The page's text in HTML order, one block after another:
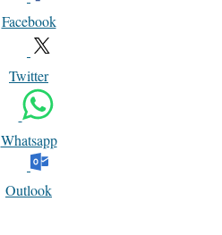
Facebook
Twitter
Whatsapp
Outlook